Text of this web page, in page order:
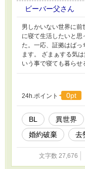
ビーバー父さん
男しかいない世界に
に寝て生活したいと思
た。一応、証拠はばっ
ます。 ざまぁする気
いう事で寝ても暮らせ
24h.ポイント 0pt
BL 異世界
婚約破棄
去
文字数 27,676